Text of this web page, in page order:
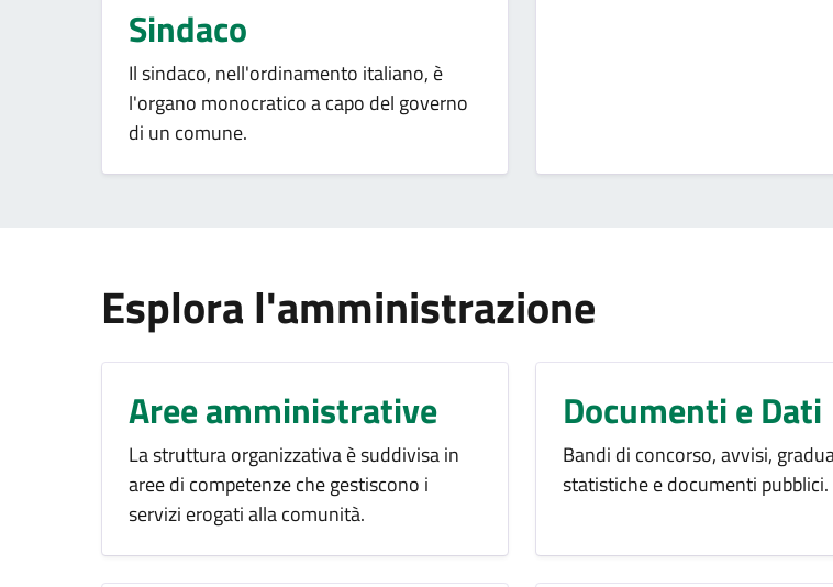
Sindaco
Il sindaco, nell'ordinamento italiano, è
l'organo monocratico a capo del governo
di un comune.
Esplora l'amministrazione
Aree amministrative
La struttura organizzativa è suddivisa in
aree di competenze che gestiscono i
servizi erogati alla comunità.
Documenti e Dati
Bandi di concorso, avvisi,
statistiche e documenti pubblici.